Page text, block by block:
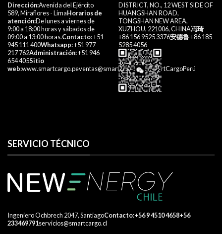
Dirección:Avenida del Ejército
589, Miraflores - LimaHorarios de
atención:De lunes a viernes de
9:00 a 18:00 horas y sábados de
09:00 a 13:00 horas.Contacto: +51
945 111 400Whatsapp:+51 977
217 762Administración:+51 946
654 405Sitio
web:www.smartcargo.peventas@smartcargo.pe@SmartCargoPerú
DISTRICT, NO., 12 WEST SIDE OF
HUANGSHAN ROAD,
TONGSHAN NEW AREA,
XUZHOU, 221006, CHINA冯琦
+86 156 9525 3376安德鲁+86 185
5285 4056
SERVICIO TÉCNICO
Ingeniero Ochbrech 2047, Santiago​Contacto:+56 9 4510 4658+56
233469791servicios@smartcargo.cl